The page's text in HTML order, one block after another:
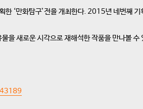
‘만화탐구’전을 개최한다. 2015년 네번째
새로운 시각으로 재해석한 작품을 만나볼 수